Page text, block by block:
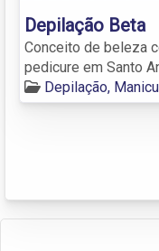
Depilação Beta
Conceito de beleza
pedicure em Santo
Depilação,